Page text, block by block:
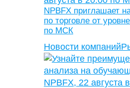
NPBFX приглашает
по торговле от
по МСК
Новости компаний